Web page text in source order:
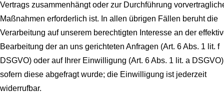
Vertrags zusammenhängt oder zur Durchführung
Maßnahmen erforderlich ist. In allen übrigen Fällen beruht die
Verarbeitung auf unserem berechtigten Interesse an der
Bearbeitung der an uns gerichteten Anfragen (Art. 6 Abs. 1 lit. f
DSGVO) oder auf Ihrer Einwilligung (Art. 6 Abs. 1 lit. a DSGVO)
sofern diese abgefragt wurde; die Einwilligung ist jederzeit
widerrufbar.